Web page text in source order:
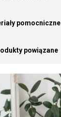
pomocniczne
powiązane